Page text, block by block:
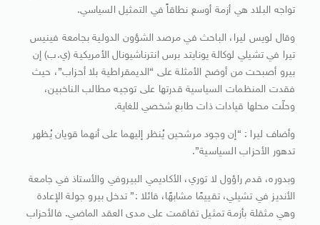
تواجه البلاد هي أزمة أوسع نطاقاً في التمثيل السياسي.
وقال لويس ليرا، الباحث في مرصد الشؤون الدولية بجامعة فينيس
تيرا في تشيلي لوكالة يونايتد برس انترناشيونال الأمريكية (ي.ب) إن
بيرو أصبحت من أوضح الأمثلة على “الديمقراطية بلا أحزاب”، حيث
فقدت المنظمات السياسية قدرتها على توجيه مطالب الناخبين،
وحلّت محلها قيادات ذات طابع شخصي للغاية.
وأضاف ليرا : “إن وجود مرشحين يُنظر إليهما على أنهما قويان يُظهر
تدهور الأحزاب السياسية”.
وبدوره، قدم راؤول لا توري، الأكاديمي البيروفي والأستاذ في جامعة
الأنديز في تشيلي، تقييمًا مشابهًا، قائلا :” تدخل بيرو جولة الإعادة
وهي مثقلة بأزمة تمثيل تفاقمت على مدى العقد الماضي. فالأحزاب